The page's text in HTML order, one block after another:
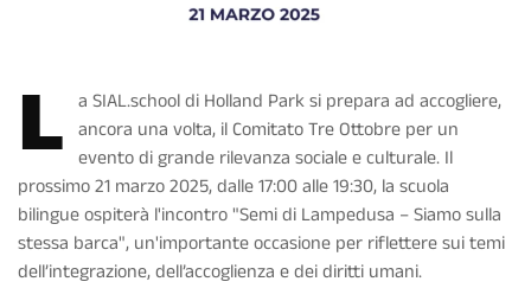
L a SIAL.school di Holland Park si prepara ad accogliere,
ancora una volta, il Comitato Tre Ottobre per un
evento di grande rilevanza sociale e culturale. Il
prossimo 21 marzo 2025, dalle 17:00 alle 19:30, la scuola
bilingue ospiterà l'incontro "Semi di Lampedusa – Siamo sulla
stessa barca", un'importante occasione per riflettere sui temi
dell’integrazione, dell’accoglienza e dei diritti umani.